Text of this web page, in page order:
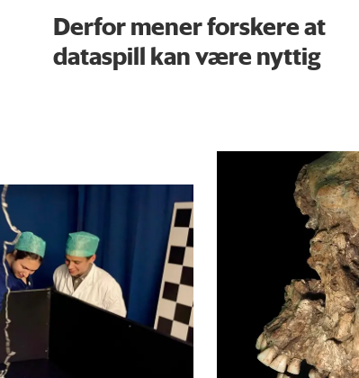
Derfor mener forskere at
dataspill kan være nyttig